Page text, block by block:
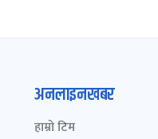
अनलाइनखबर
हाम्रो टिम